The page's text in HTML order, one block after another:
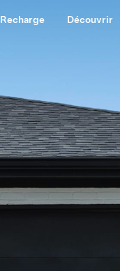
Recharge Découvrir